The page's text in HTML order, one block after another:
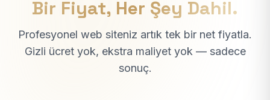
Bir Fiyat, Her Şey Dahil.
Profesyonel web siteniz artık tek bir net fiyatla.
Gizli ücret yok, ekstra maliyet yok — sadece
sonuç.